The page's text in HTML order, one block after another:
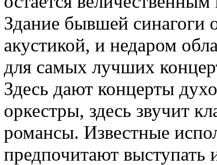
Здание бывшей синагоги
акустикой, и недаром
для самых лучших
Здесь дают концерты
оркестры, здесь звучит
романсы. Известные
предпочитают выступать